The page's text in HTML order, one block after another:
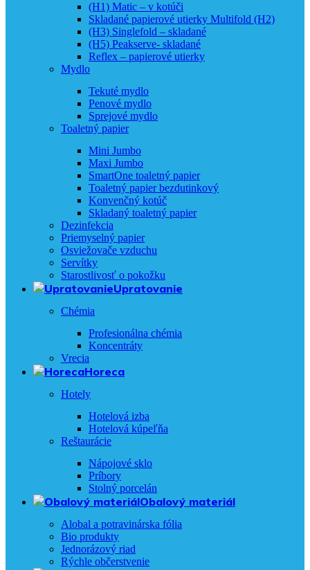
(H1) Matic – v kotúči
Skladané papierové utierky Multifold (H2)
(H3) Singlefold – skladané
(H5) Peakserve- skladané
Reflex – papierové utierky
Mydlo
Tekuté mydlo
Penové mydlo
Sprejové mydlo
Toaletný papier
Mini Jumbo
Maxi Jumbo
SmartOne toaletný papier
Toaletný papier bezdutinkový
Konvenčný kotúč
Skladaný toaletný papier
Dezinfekcia
Priemyselný papier
Osviežovače vzduchu
Servítky
Starostlivosť o pokožku
Upratovanie
Chémia
Profesionálna chémia
Koncentráty
Vrecia
Horeca
Hotely
Hotelová izba
Hotelová kúpeľňa
Reštaurácie
Nápojové sklo
Príbory
Stolný porcelán
Obalový materiál
Alobal a potravinárska fólia
Bio produkty
Jednorázový riad
Rýchle občerstvenie